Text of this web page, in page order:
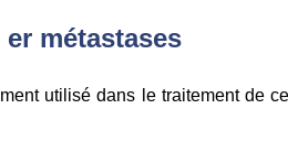
métastases
utilisé dans le traitement de